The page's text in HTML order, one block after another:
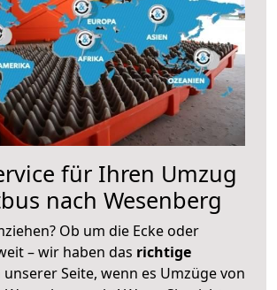
für Ihren Umzug
nach Wesenberg
Ob um die Ecke oder
– wir haben das richtige
unserer Seite, wenn es Umzüge von